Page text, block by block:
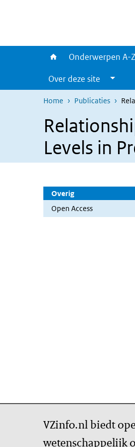
Onderwerpen A-Z
Over deze site
Home Publicaties
Levels in
Overig
Open Access
VZinfo.nl biedt
wetenschappelijk